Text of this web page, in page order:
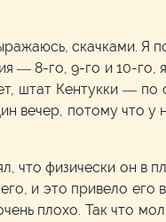
скачками. Я
8-го, 9-го и 10-го, я
штат Кентукки —
вечер, потому что
что физически он в
и это привело его
плохо. Так что